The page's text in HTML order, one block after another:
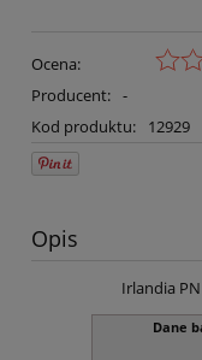
Ocena:
Producent: -
Kod produktu:
12929
Opis
Irlandia
Dane